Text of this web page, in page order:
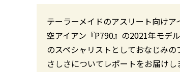
テーラーメイドのアスリート向け
空アイアン『P790』の2021年モデ
のスペシャリストとしておなじみ
さしさについてレポートをお届けし